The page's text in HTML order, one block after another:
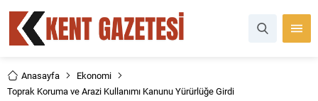
Anasayfa
Ekonomi
Toprak Koruma ve Arazi Kullanımı Kanunu Yürürlüğe Girdi